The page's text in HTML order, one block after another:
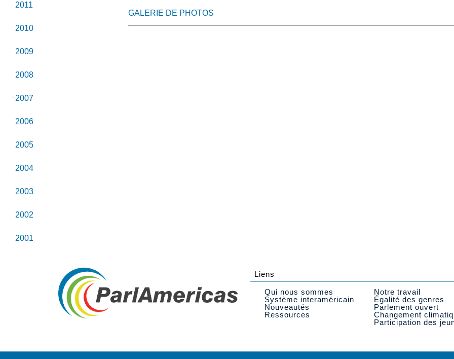
2011
2010
2009
2008
2007
2006
2005
2004
2003
2002
2001
GALERIE DE PHOTOS
Liens
Qui nous sommes
Système interaméricain
Nouveautés
Ressources
Notre travail
Égalité des genres
Parlement ouvert
Changement
Participation des